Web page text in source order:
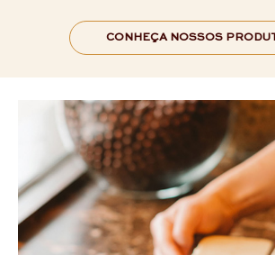
CONHEÇA NOSSOS